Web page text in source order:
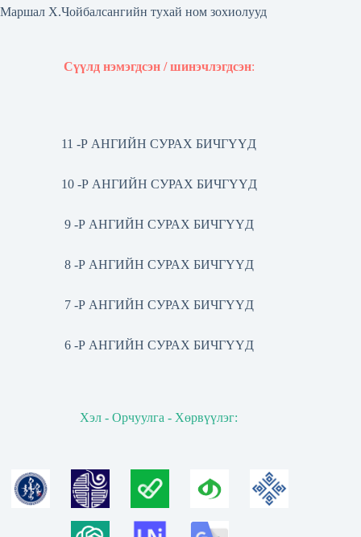
Маршал Х.Чойбалсангийн тухай ном зохиолууд
Сүүлд нэмэгдсэн / шинэчлэгдсэн:
11 -Р АНГИЙН СУРАХ БИЧГҮҮД
10 -Р АНГИЙН СУРАХ БИЧГҮҮД
9 -Р АНГИЙН СУРАХ БИЧГҮҮД
8 -Р АНГИЙН СУРАХ БИЧГҮҮД
7 -Р АНГИЙН СУРАХ БИЧГҮҮД
6 -Р АНГИЙН СУРАХ БИЧГҮҮД
Хэл - Орчуулга - Хөрвүүлэг: